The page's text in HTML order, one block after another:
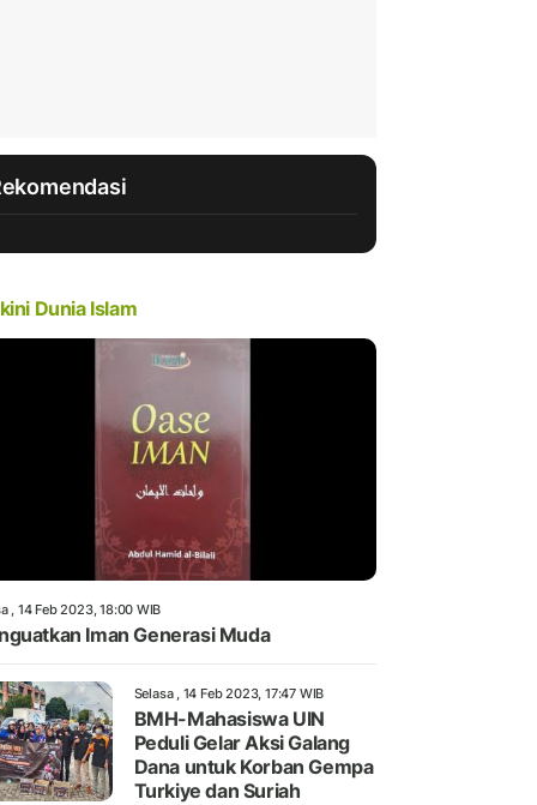
Dunia Islam
, 14 Feb 2023, 18:00 WIB
Iman Generasi Muda
Selasa , 14 Feb 2023, 17:47 WIB
BMH-Mahasiswa UIN
Peduli Gelar Aksi Galang
Dana untuk Korban Gempa
Turkiye dan Suriah